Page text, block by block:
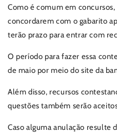
Como é comum em
concordarem com o gabarito
terão prazo para entrar com
O período para fazer essa
de maio por meio do site da
Além disso, recursos
questões também serão
Caso alguma anulação resulte